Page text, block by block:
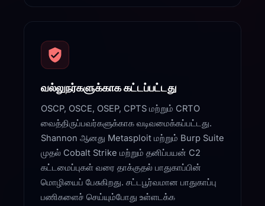
வல்லுநர்களுக்காக கட்டப்பட்டது
OSCP, OSCE, OSEP, CPTS மற்றும் CRTO
வைத்திருப்பவர்களுக்காக வடிவமைக்கப்பட்டது.
Shannon ஆனது Metasploit மற்றும் Burp Suite
முதல் Cobalt Strike மற்றும் தனிப்பயன் C2
கட்டமைப்புகள் வரை தாக்குதல் பாதுகாப்பின்
மொழியைப் பேசுகிறது. சட்டபூர்வமான பாதுகாப்பு
பணிகளைச் செய்யும்போது உள்ளடக்க